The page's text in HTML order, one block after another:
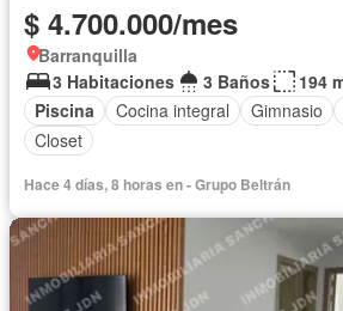
$ 4.700.000/mes
Barranquilla
3 Habitaciones
3 Baños
194
Piscina
Cocina integral Gimnasio
Closet
Hace 4 días, 8 horas en - Grupo Beltrán